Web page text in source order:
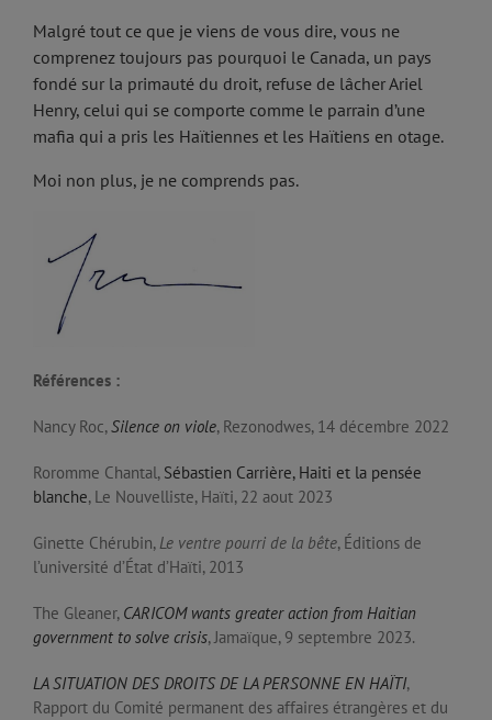
Malgré tout ce que je viens de vous dire, vous ne
comprenez toujours pas pourquoi le Canada, un pays
fondé sur la primauté du droit, refuse de lâcher Ariel
Henry, celui qui se comporte comme le parrain d’une
mafia qui a pris les Haïtiennes et les Haïtiens en otage.
Moi non plus, je ne comprends pas.
Références :
Nancy Roc,Silence on viole, Rezonodwes, 14 décembre 2022
Roromme Chantal, Sébastien Carrière, Haiti et la pensée
blanche, Le Nouvelliste, Haïti, 22 aout 2023
Ginette Chérubin, Le ventre pourri de la bête, Éditions de
l’université d’État d’Haïti, 2013
The Gleaner, CARICOM wants greater action from Haitian
government to solve crisis, Jamaïque, 9 septembre 2023.
LA SITUATION DES DROITS DE LA PERSONNE EN HAÏTI,
Rapport du Comité permanent des affaires étrangères et du